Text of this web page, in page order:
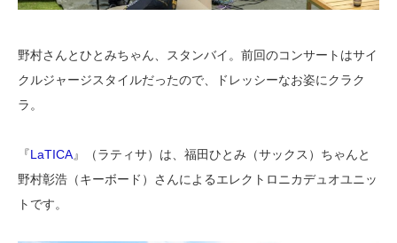
野村さんとひとみちゃん、スタンバイ。前回のコンサートはサイ
クルジャージスタイルだったので、ドレッシーなお姿にクラク
ラ。
『LaTICA』（ラティサ）は、福田ひとみ（サックス）ちゃんと
野村彰浩（キーボード）さんによるエレクトロニカデュオユニッ
トです。